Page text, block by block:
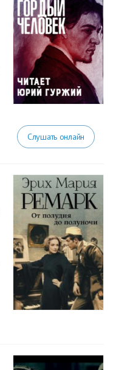
Слушать онлайн